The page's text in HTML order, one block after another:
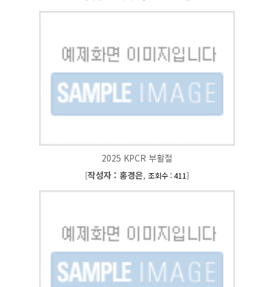
2025 KPCR 부활절
[작성자 : 홍경은, 조회수 : 411]